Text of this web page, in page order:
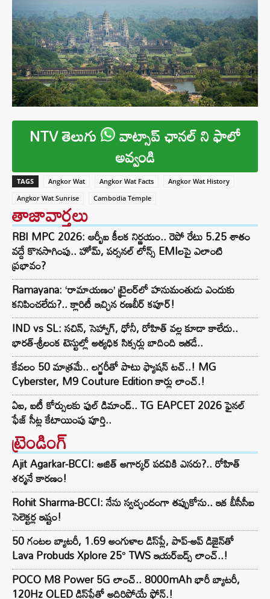
NTV తెలుగు వాట్సాప్ ఛానల్ ని ఫాలో
అవ్వండి
TAGS Angkor Wat Angkor Wat Facts
Angkor Wat History
Angkor Wat Sunrise
Cambodia Temple
తాజావార్తలు
RBI MPC 2026: ఆర్బీఐ కీలక నిర్ణయం.. రెపో రేటు 5.25 శాతం
వద్దే కొనసాగింపు.. హోమ్, పర్సనల్ లోన్స్ EMIలపై ఎలాంటి
ప్రభావం?
Ramayana: ‘రామాయణం’ ట్రైలర్‌లో హనుమంతుడు ఎందుకు
కనిపించలేదు?.. క్లారిటీ ఇచ్చిన రణబీర్ కపూర్!
IND vs SL: సచిన్, సెహ్వాగ్, ధోనీ, రోహిత్‌ వల్ల కూడా కాలేదు..
భారత్-శ్రీలంక టెస్టుల్లో అత్యధిక సిక్సర్లు బాదింది ఇతడే..
కేవలం 50 మాత్రమే.. లగ్జరీతో పాటు ఫ్యాషన్ టచ్..! MG
Cyberster, M9 Couture Edition కార్లు లాంచ్.!
ఏఐ, ఐటీ కోర్సులకు ఫుల్ డిమాండ్.. TG EAPCET 2026 ఫైనల్
ఫేజ్ సీట్ల కేటాయింపు పూర్తి..
ట్రెండింగ్‌
Ajit Agarkar-BCCI: అజిత్ అగార్కర్ పదవికి ఎసరు?.. రోహిత్
శర్మనే కారణం!
Rohit Sharma-BCCI: నేను స్వచ్ఛందంగా తప్పుకోను.. ఇక బీసీసీఐ
సెలెక్టర్ల ఇష్టం!
50 గంటల బ్యాటరీ, 1.69 అంగుళాల డిస్‌ప్లే, పాప్-అప్ డిజైన్‌తో
Lava Probuds Xplore 25° TWS ఇయర్‌బడ్స్ లాంచ్..!
POCO M8 Power 5G లాంచ్.. 8000mAh భారీ బ్యాటరీ,
120Hz OLED డిస్‌ప్లేతో అదిరిపోయే ఫోన్.!